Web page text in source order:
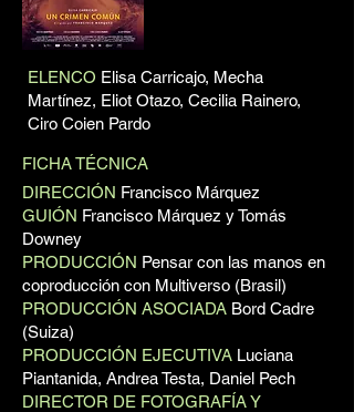
ELENCO Elisa Carricajo, Mecha
Martínez, Eliot Otazo, Cecilia Rainero,
Ciro Coien Pardo
FICHA TÉCNICA
DIRECCIÓN Francisco Márquez
GUIÓN Francisco Márquez y Tomás
Downey
PRODUCCIÓN Pensar con las manos en
coproducción con Multiverso (Brasil)
PRODUCCIÓN ASOCIADA Bord Cadre
(Suiza)
PRODUCCIÓN EJECUTIVA Luciana
Piantanida, Andrea Testa, Daniel Pech
DIRECTOR DE FOTOGRAFÍA Y